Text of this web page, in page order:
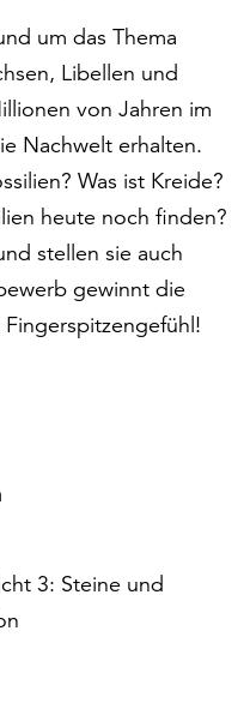
um das Thema
Libellen und
von Jahren im
Nachwelt erhalten.
Was ist Kreide?
heute noch finden?
stellen sie auch
gewinnt die
3: Steine und